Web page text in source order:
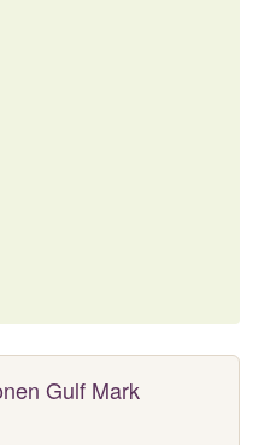
Gulf Mark